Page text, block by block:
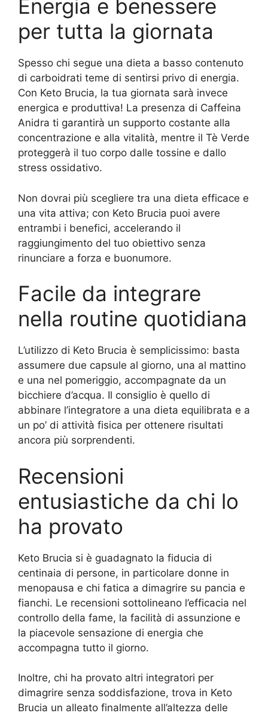
Energia e benessere
per tutta la giornata
Spesso chi segue una dieta a basso contenuto
di carboidrati teme di sentirsi privo di energia.
Con Keto Brucia, la tua giornata sarà invece
energica e produttiva! La presenza di Caffeina
Anidra ti garantirà un supporto costante alla
concentrazione e alla vitalità, mentre il Tè Verde
proteggerà il tuo corpo dalle tossine e dallo
stress ossidativo.
Non dovrai più scegliere tra una dieta efficace e
una vita attiva; con Keto Brucia puoi avere
entrambi i benefici, accelerando il
raggiungimento del tuo obiettivo senza
rinunciare a forza e buonumore.
Facile da integrare
nella routine quotidiana
L’utilizzo di Keto Brucia è semplicissimo: basta
assumere due capsule al giorno, una al mattino
e una nel pomeriggio, accompagnate da un
bicchiere d’acqua. Il consiglio è quello di
abbinare l’integratore a una dieta equilibrata e a
un po’ di attività fisica per ottenere risultati
ancora più sorprendenti.
Recensioni
entusiastiche da chi lo
ha provato
Keto Brucia si è guadagnato la fiducia di
centinaia di persone, in particolare donne in
menopausa e chi fatica a dimagrire su pancia e
fianchi. Le recensioni sottolineano l’efficacia nel
controllo della fame, la facilità di assunzione e
la piacevole sensazione di energia che
accompagna tutto il giorno.
Inoltre, chi ha provato altri integratori per
dimagrire senza soddisfazione, trova in Keto
Brucia un alleato finalmente all’altezza delle